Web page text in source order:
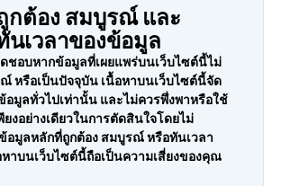
กต้อง สมบูรณ์ และ
นเวลาของข้อมูล
ดชอบหากข้อมูลที่เผยแพร่บนเว็บไซต์นี้ไม่
หรือเป็นปัจจุบัน เนื้อหาบนเว็บไซต์นี้จัด
อมูลทั่วไปเท่านั้น และไม่ควรพึ่งพาหรือใช้
งอย่างเดียวในการตัดสินใจโดยไม่
อมูลหลักที่ถูกต้อง สมบูรณ์ หรือทันเวลา
หาบนเว็บไซต์นี้ถือเป็นความเสี่ยงของคุณ